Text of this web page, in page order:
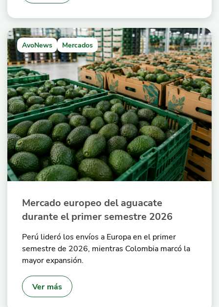
AvoNews Mercados
Mercado europeo del aguacate
durante el primer semestre 2026
Perú lideró los envíos a Europa en el primer
semestre de 2026, mientras Colombia marcó la
mayor expansión.
Ver más